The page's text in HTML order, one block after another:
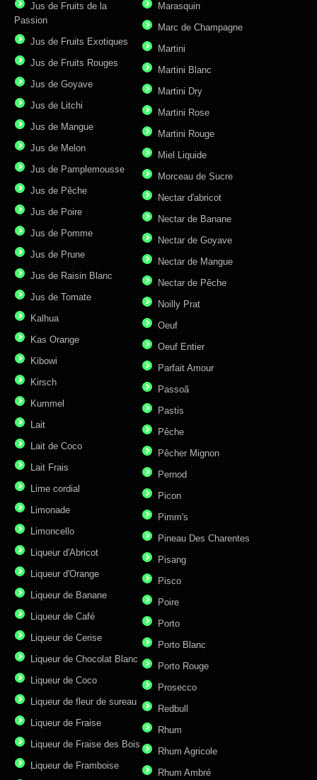
Jus de Fruits de la
Passion
Jus de Fruits Exotiques
Jus de Fruits Rouges
Jus de Goyave
Jus de Litchi
Jus de Mangue
Jus de Melon
Jus de Pamplemousse
Jus de Pêche
Jus de Poire
Jus de Pomme
Jus de Prune
Jus de Raisin Blanc
Jus de Tomate
Kalhua
Kas Orange
Kibowi
Kirsch
Kummel
Lait
Lait de Coco
Lait Frais
Lime cordial
Limonade
Limoncello
Liqueur d'Abricot
Liqueur d'Orange
Liqueur de Banane
Liqueur de Café
Liqueur de Cerise
Liqueur de Chocolat Blanc
Liqueur de Coco
Liqueur de fleur de sureau
Liqueur de Fraise
Liqueur de Fraise des Bois
Liqueur de Framboise
Marasquin
Marc de Champagne
Martini
Martini Blanc
Martini Dry
Martini Rose
Martini Rouge
Miel Liquide
Morceau de Sucre
Nectar d'abricot
Nectar de Banane
Nectar de Goyave
Nectar de Mangue
Nectar de Pêche
Noilly Prat
Oeuf
Oeuf Entier
Parfait Amour
Passoã
Pastis
Pêche
Pêcher Mignon
Pernod
Picon
Pimm's
Pineau Des Charentes
Pisang
Pisco
Poire
Porto
Porto Blanc
Porto Rouge
Prosecco
Redbull
Rhum
Rhum Agricole
Rhum Ambré